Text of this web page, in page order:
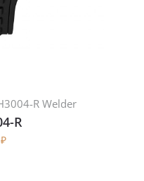
R Welder
R
₽